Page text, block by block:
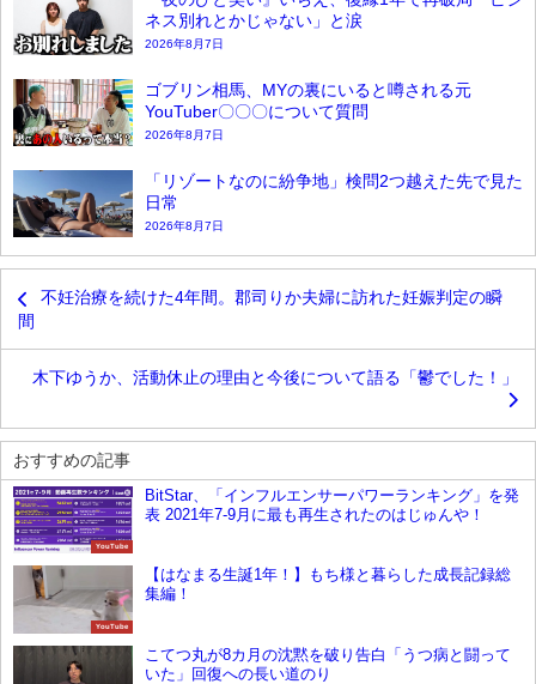
ネス別れとかじゃない」と涙
2026年8月7日
ゴブリン相馬、MYの裏にいると噂される元
YouTuber〇〇〇について質問
2026年8月7日
「リゾートなのに紛争地」検問2つ越えた先で見た
日常
2026年8月7日
不妊治療を続けた4年間。郡司りか夫婦に訪れた妊娠判定の瞬
間
木下ゆうか、活動休止の理由と今後について語る「鬱でした！」
おすすめの記事
YouTube
BitStar、「インフルエンサーパワーランキング」を発
表 2021年7-9月に最も再生されたのはじゅんや！
YouTube
【はなまる生誕1年！】もち様と暮らした成長記録総
集編！
こてつ丸が8カ月の沈黙を破り告白「うつ病と闘って
いた」回復への長い道のり